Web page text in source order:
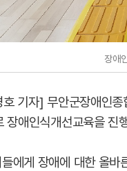
장애
기자] 무안군장애인
애인식개선교육을 진
에게 장애에 대한 올